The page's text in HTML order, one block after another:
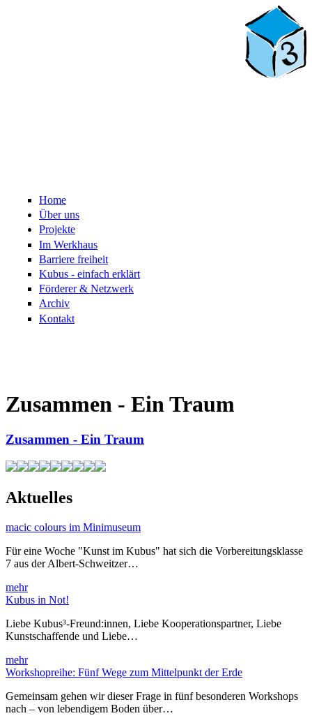
Home
Über uns
Projekte
Im Werkhaus
Barriere freiheit
Kubus - einfach erklärt
Förderer & Netzwerk
Archiv
Kontakt
Zusammen - Ein Traum
Zusammen - Ein Traum
Aktuelles
macic colours im Minimuseum
Für eine Woche "Kunst im Kubus" hat sich die Vorbereitungsklasse
7 aus der Albert-Schweitzer…
mehr
Kubus in Not!
Liebe Kubus³-Freund:innen, Liebe Kooperationspartner, Liebe
Kunstschaffende und Liebe…
mehr
Workshopreihe: Fünf Wege zum Mittelpunkt der Erde
Gemeinsam gehen wir dieser Frage in fünf besonderen Workshops
nach – von lebendigem Boden über…